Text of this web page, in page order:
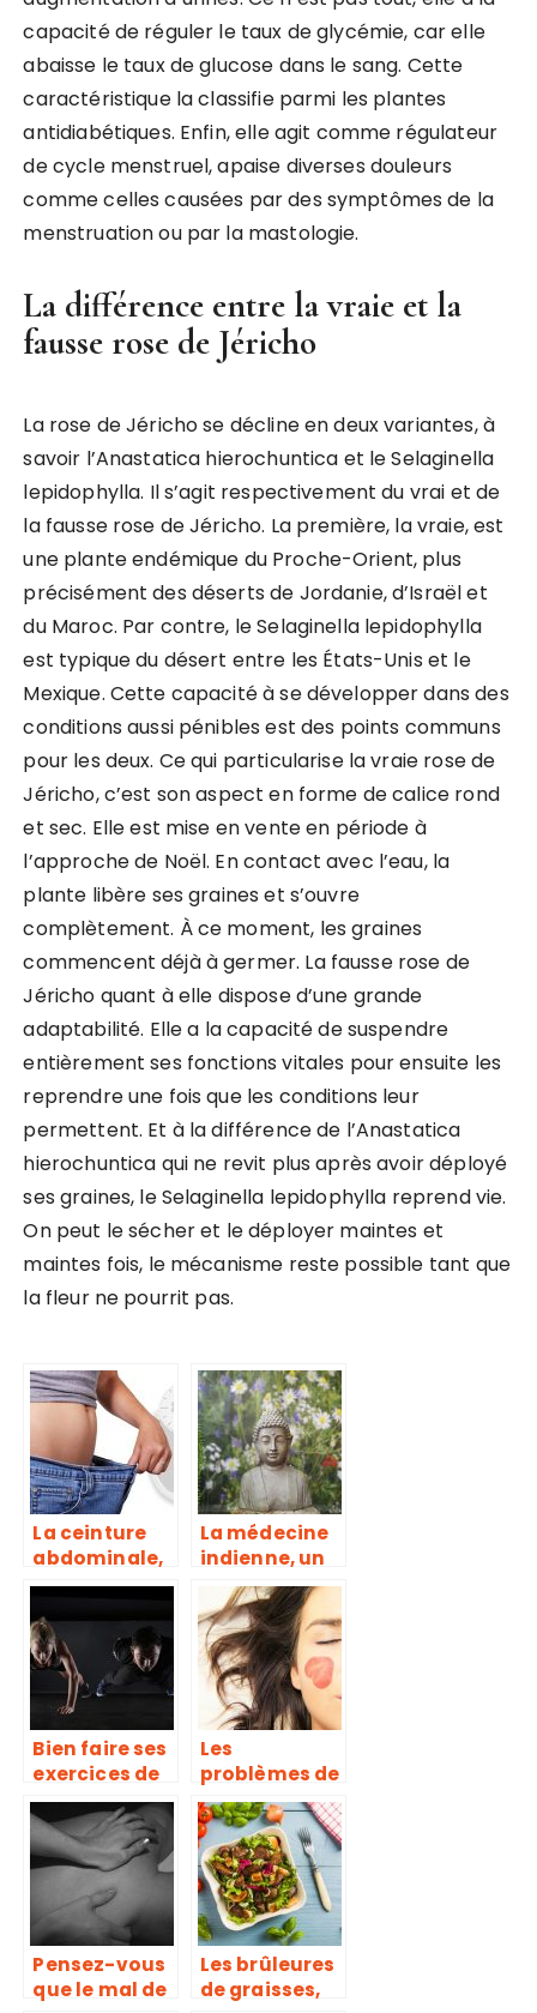
capacité de réguler le taux de glycémie, car elle
abaisse le taux de glucose dans le sang. Cette
caractéristique la classifie parmi les plantes
antidiabétiques. Enfin, elle agit comme régulateur
de cycle menstruel, apaise diverses douleurs
comme celles causées par des symptômes de la
menstruation ou par la mastologie.
La différence entre la vraie et la
fausse rose de Jéricho
La rose de Jéricho se décline en deux variantes, à
savoir l’Anastatica hierochuntica et le Selaginella
lepidophylla. Il s’agit respectivement du vrai et de
la fausse rose de Jéricho. La première, la vraie, est
une plante endémique du Proche-Orient, plus
précisément des déserts de Jordanie, d’Israël et
du Maroc. Par contre, le Selaginella lepidophylla
est typique du désert entre les États-Unis et le
Mexique. Cette capacité à se développer dans des
conditions aussi pénibles est des points communs
pour les deux. Ce qui particularise la vraie rose de
Jéricho, c’est son aspect en forme de calice rond
et sec. Elle est mise en vente en période à
l’approche de Noël. En contact avec l’eau, la
plante libère ses graines et s’ouvre
complètement. À ce moment, les graines
commencent déjà à germer. La fausse rose de
Jéricho quant à elle dispose d’une grande
adaptabilité. Elle a la capacité de suspendre
entièrement ses fonctions vitales pour ensuite les
reprendre une fois que les conditions leur
permettent. Et à la différence de l’Anastatica
hierochuntica qui ne revit plus après avoir déployé
ses graines, le Selaginella lepidophylla reprend vie.
On peut le sécher et le déployer maintes et
maintes fois, le mécanisme reste possible tant que
la fleur ne pourrit pas.
La ceinture
abdominale,
pour
formes
disgracieuses
La médecine
indienne, un
vrai creuset
de guérison
Bien faire ses
exercices de
muscu, une
erreur trop
souvent
répétée
Les
problèmes de
peau ont
guide de
conseil
Pensez-vous
que le mal de
Les brûleures
de graisses,